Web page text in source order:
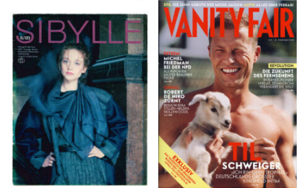
VANITY FAIR – Nr. 7 –
8. Februar 2007
SIBYLLE 6/89